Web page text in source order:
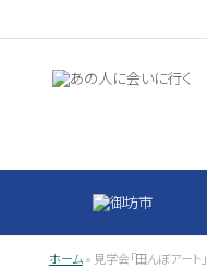
ホーム» 見学会「田んぼアート」